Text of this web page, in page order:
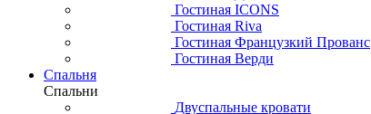
Гостиная ICONS
Гостиная Riva
Гостиная Французкий Прованс
Гостиная Верди
Спальня
Спальни
Двуспальные кровати